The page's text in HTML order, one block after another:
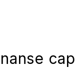
nanse